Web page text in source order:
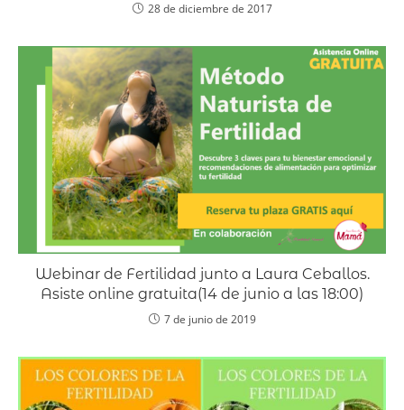
28 de diciembre de 2017
Webinar de Fertilidad junto a Laura Ceballos.
Asiste online gratuita(14 de junio a las 18:00)
7 de junio de 2019